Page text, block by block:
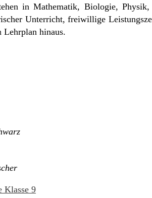
in Mathematik, Biologie,
Unterricht, freiwillige
Lehrplan hinaus.
Klasse 9